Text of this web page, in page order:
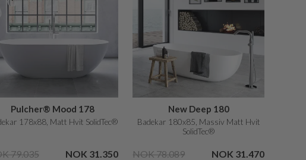
Pulcher® Mood 178
178x88, Matt Hvit SolidTec®
79.035 NOK 31.350
New Deep 180
Badekar 180x85, Massiv Matt Hvit
SolidTec®
NOK 78.089 NOK 31.470